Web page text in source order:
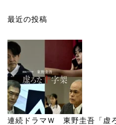
最近の投稿
連続ドラマＷ 東野圭吾「虚